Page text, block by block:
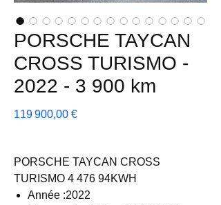
PORSCHE TAYCAN
CROSS TURISMO -
2022 - 3 900 km
119 900,00 €Prix
PORSCHE TAYCAN CROSS
TURISMO 4 476 94KWH
Année :2022